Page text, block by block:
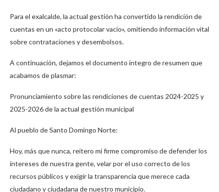
Para el exalcalde, la actual gestión ha convertido la rendición de
cuentas en un «acto protocolar vacío», omitiendo información vital
sobre contrataciones y desembolsos.
A continuación, dejamos el documento íntegro de resumen que
acabamos de plasmar:
Pronunciamiento sobre las rendiciones de cuentas 2024-2025 y
2025-2026 de la actual gestión municipal
Al pueblo de Santo Domingo Norte:
Hoy, más que nunca, reitero mi firme compromiso de defender los
intereses de nuestra gente, velar por el uso correcto de los
recursos públicos y exigir la transparencia que merece cada
ciudadano y ciudadana de nuestro municipio.